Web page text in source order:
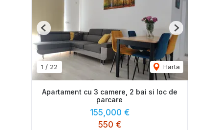
1 / 22 Harta
Previous Next
Apartament cu 3 camere, 2 bai si loc de
parcare
155,000 €
550 €